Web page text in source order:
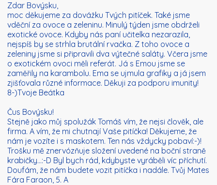
Zdar Bovýsku,
moc děkujeme za dovážku Tvých pitíček. Také jsme
vděční za ovoce a zeleninu. Minulý týden jsme obdrželi
exotické ovoce. Kdyby nás paní učitelka nezarazila,
nejspíš by se strhla brutální rvačka. Z toho ovoce a
zeleniny jsme si připravili dva výtečné saláty. Včera jsme
o exotickém ovoci měli referát. Já s Emou jsme se
zaměřily na karambolu. Ema se ujmula grafiky a já jsem
zjišťovala různé informace. Děkuji za podporu imunity!
8-)Tvoje Beátka
Čus Bovýsku!
Stejně jako můj spolužák Tomáš vím, že nejsi člověk, ale
firma. A vím, že mi chutnají Vaše pitíčka! Děkujeme, že
nám je vozíte i s maskotem. Ten nás vždycky pobaví:-)!
Trošku mě znervózňuje složení uvedené na boční straně
krabičky…:-D Byl bych rád, kdybyste vyráběli víc příchutí.
Doufám, že nám budete vozit pitíčka i nadále. Tvůj Mates
Fára Faraon, 5. A